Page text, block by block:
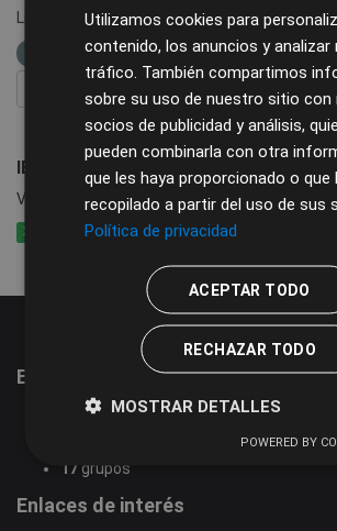
Licencias: Creative Commons Attribution
REGTSA
urbana impuestos
FILTRAR RESULTADOS
IBI Propiedades inmobiliarias urbanas
Valor catastral por calles y usos de cada
XLSX CSV XLS
Estadísticas del portal de datos
conjuntos de datos
17 grupos
Enlaces de interés
Utilizamos cookies para
contenido, los anuncios y analizar
tráfico. También compartimos
sobre su uso de nuestro sitio con
socios de publicidad y análisis,
pueden combinarla con otra
que les haya proporcionado o que
recopilado a partir del uso de sus
Política de privacidad
ACEPTAR TODO
RECHAZAR TODO
MOSTRAR DETALLES
POWERED BY